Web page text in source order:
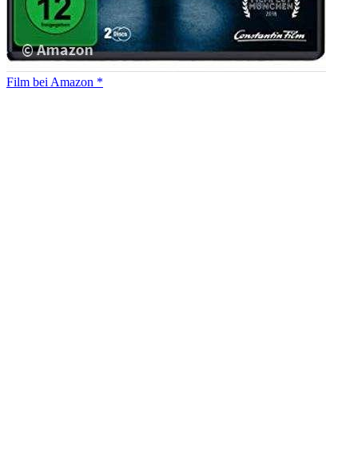
Film bei Amazon *